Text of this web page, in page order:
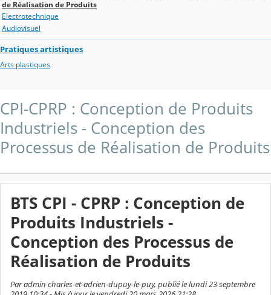
de Réalisation de Produits
Electrotechnique
Audiovisuel
Pratiques artistiques
Arts plastiques
CPI-CPRP : Conception de Produits
Industriels - Conception des
Processus de Réalisation de Produits
BTS CPI - CPRP : Conception de
Produits Industriels -
Conception des Processus de
Réalisation de Produits
Par admin charles-et-adrien-dupuy-le-puy, publié le lundi 23 septembre